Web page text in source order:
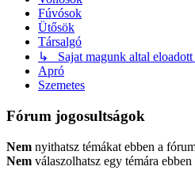
Fúvósok
Ütősök
Társalgó
↳ Sajat magunk altal
Apró
Szemetes
Fórum jogosultságok
Nem nyithatsz témákat ebben a
Nem válaszolhatsz egy témára